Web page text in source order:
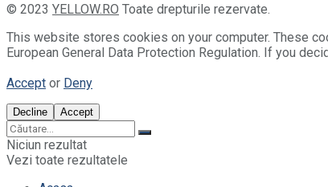
© 2023 YELLOW.RO Toate drepturile rezervate.
This website stores cookies on your computer. These
European General Data Protection Regulation. If you
Accept or Deny
Decline Accept
Niciun rezultat
Vezi toate rezultatele